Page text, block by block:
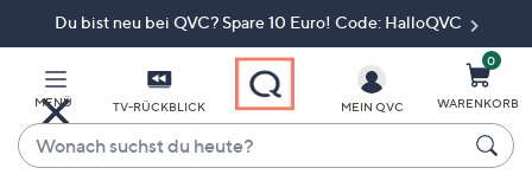
Du bist neu bei QVC? Spare 10 Euro! Code: HalloQVC
MENÜ TV-RÜCKBLICK
Wonach
suchst
MEIN QVC
0
WARENKORB